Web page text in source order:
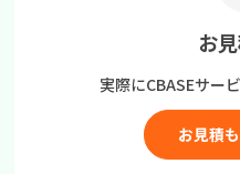
お
実際にCBASEサー
お見積